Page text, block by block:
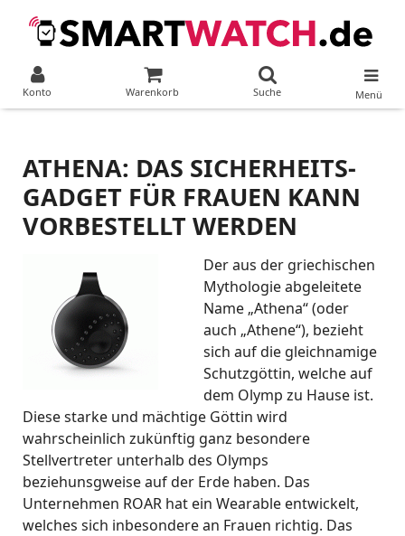
Konto Warenkorb Suche Menü
ATHENA: DAS SICHERHEITS-
GADGET FÜR FRAUEN KANN
VORBESTELLT WERDEN
Der aus der griechischen
Mythologie abgeleitete
Name „Athena“ (oder
auch „Athene“), bezieht
sich auf die gleichnamige
Schutzgöttin, welche auf
dem Olymp zu Hause ist.
Diese starke und mächtige Göttin wird
wahrscheinlich zukünftig ganz besondere
Stellvertreter unterhalb des Olymps
beziehunsgweise auf der Erde haben. Das
Unternehmen ROAR hat ein Wearable entwickelt,
welches sich inbesondere an Frauen richtig. Das